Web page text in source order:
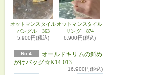
オットマンスタイル
バングル 363
5,900円(税込)
オットマンスタイル
リング 874
6,900円(税込)
No.4
オールドキリムの斜め
がけバッグ☆K14-013
16,900円(税込)